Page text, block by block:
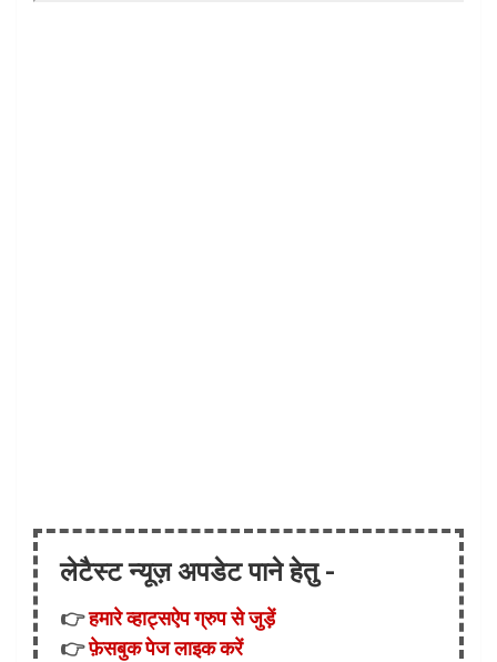
लेटैस्ट न्यूज़ अपडेट पाने हेतु -
👉हमारे व्हाट्सऐप ग्रुप से जुड़ें
👉फ़ेसबुक पेज लाइक करें